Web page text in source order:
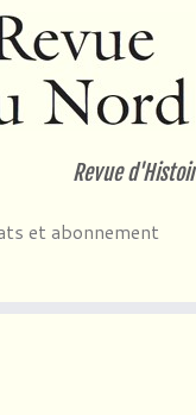
Revue
et abonnement